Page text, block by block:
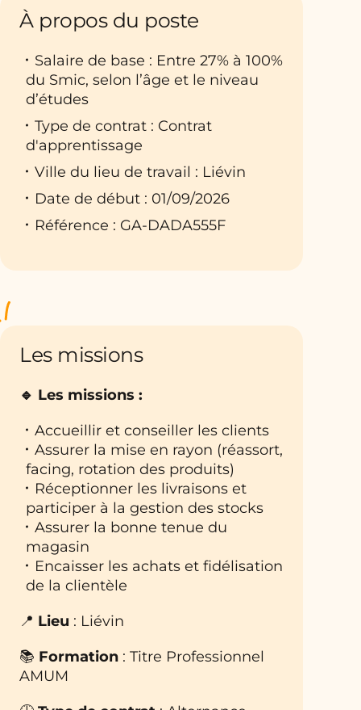
À propos du poste
Salaire de base : Entre 27% à 100%
du Smic, selon l’âge et le niveau
d’études
Type de contrat : Contrat
d'apprentissage
Ville du lieu de travail : Liévin
Date de début : 01/09/2026
Référence : GA-DADA555F
Les missions
🔹 Les missions :
Accueillir et conseiller les clients
Assurer la mise en rayon (réassort,
facing, rotation des produits)
Réceptionner les livraisons et
participer à la gestion des stocks
Assurer la bonne tenue du
magasin
Encaisser les achats et fidélisation
de la clientèle
📍 Lieu : Liévin
📚 Formation : Titre Professionnel
AMUM